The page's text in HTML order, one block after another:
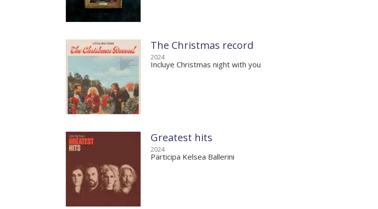
The Christmas record
2024
Incluye Christmas night with you
Greatest hits
2024
Participa Kelsea Ballerini